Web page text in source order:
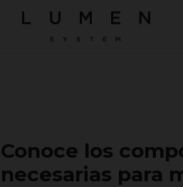
Conoce los
necesarias para